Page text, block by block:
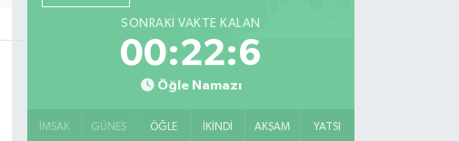
SONRAKI VAKTE KALAN
00:22:6
Öğle Namazı
İMSAK GÜNEŞ ÖĞLE İKINDI AKŞAM YATSI